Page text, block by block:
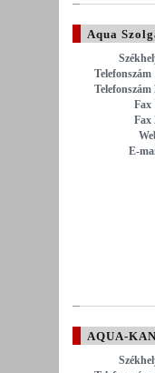
Aqua
Telefonszám
Telefonszám
Fax
Fax
E-
AQUA-